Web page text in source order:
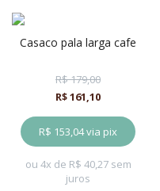
casaco pala larga cafe
R$ 179,00
R$ 161,10
R$ 153,04via pix
ou 4x de R$ 40,27sem
juros